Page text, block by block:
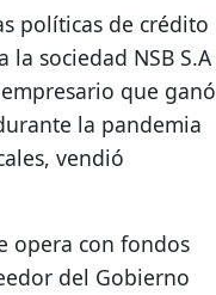
políticas de crédito
sociedad NSB S.A
que ganó
la pandemia
vendió
opera con fondos
del Gobierno